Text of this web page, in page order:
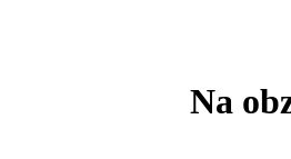
Na